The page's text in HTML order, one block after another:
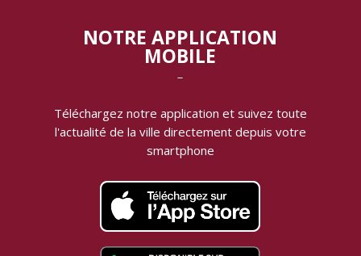
NOTRE APPLICATION
MOBILE
‾
Téléchargez notre application et suivez toute
l'actualité de la ville directement depuis votre
smartphone